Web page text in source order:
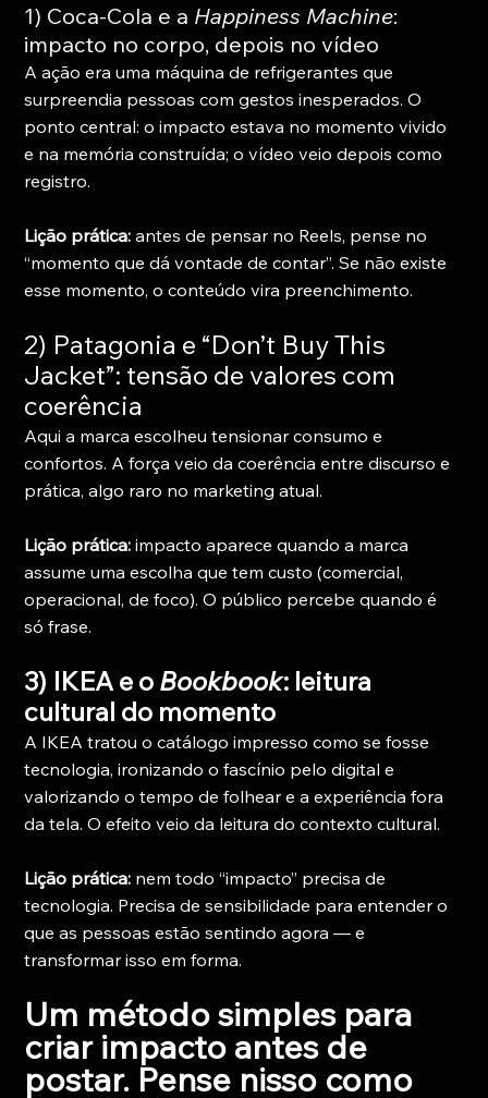
1) Coca-Cola e a Happiness Machine:
impacto no corpo, depois no vídeo
A ação era uma máquina de refrigerantes que
surpreendia pessoas com gestos inesperados. O
ponto central: o impacto estava no momento vivido
e na memória construída; o vídeo veio depois como
registro.
Lição prática: antes de pensar no Reels, pense no
“momento que dá vontade de contar”. Se não existe
esse momento, o conteúdo vira preenchimento.
2) Patagonia e “Don’t Buy This
Jacket”: tensão de valores com
coerência
Aqui a marca escolheu tensionar consumo e
confortos. A força veio da coerência entre discurso e
prática, algo raro no marketing atual.
Lição prática: impacto aparece quando a marca
assume uma escolha que tem custo (comercial,
operacional, de foco). O público percebe quando é
só frase.
3) IKEA e o Bookbook: leitura
cultural do momento
A IKEA tratou o catálogo impresso como se fosse
tecnologia, ironizando o fascínio pelo digital e
valorizando o tempo de folhear e a experiência fora
da tela. O efeito veio da leitura do contexto cultural.
Lição prática: nem todo “impacto” precisa de
tecnologia. Precisa de sensibilidade para entender o
que as pessoas estão sentindo agora — e
transformar isso em forma.
Um método simples para
criar impacto antes de
postar. Pense nisso como